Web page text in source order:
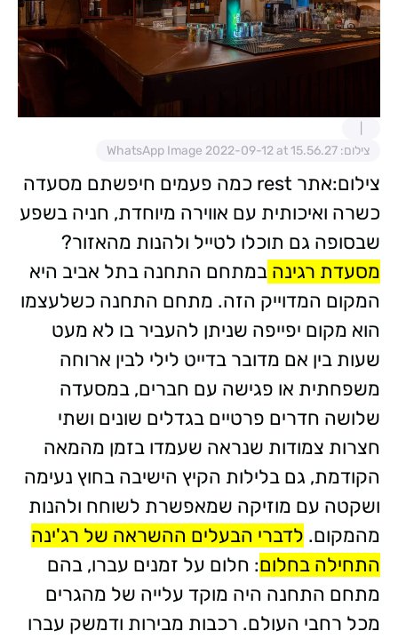
צילום: WhatsApp Image 2022-09-12 at 15.56.27
צילום:אתר rest כמה פעמים חיפשתם מסעדה
כשרה ואיכותית עם אווירה מיוחדת, חניה בשפע
שבסופה גם תוכלו לטייל ולהנות מהאזור?
מסעדת רגינה במתחם התחנה בתל אביב היא
המקום המדוייק הזה. מתחם התחנה כשלעצמו
הוא מקום יפייפה שניתן להעביר בו לא מעט
שעות בין אם מדובר בדייט לילי לבין ארוחה
משפחתית או פגישה עם חברים, במסעדה
שלושה חדרים פרטיים בגדלים שונים ושתי
חצרות צמודות שנראה שעמדו בזמן מהמאה
הקודמת, גם בלילות הקיץ הישיבה בחוץ נעימה
ושקטה עם מוזיקה שמאפשרת לשוחח ולהנות
מהמקום. לדברי הבעלים ההשראה של רג'ינה
התחילה בחלום: חלום על זמנים עברו, בהם
מתחם התחנה היה מוקד עלייה של מהגרים
מכל רחבי העולם. רכבות מבירות ודמשק עברו